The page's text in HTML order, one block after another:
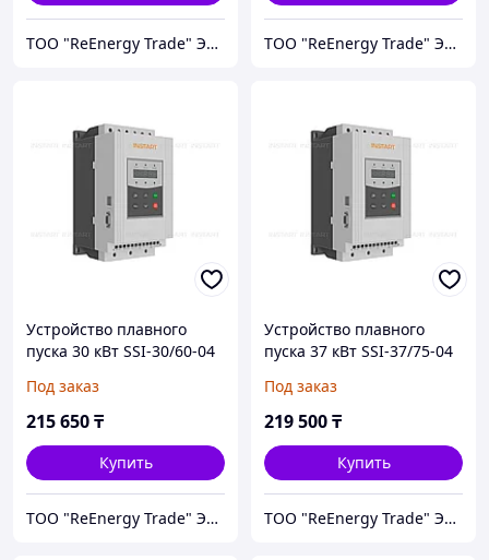
ТОО "ReEnergy Trade" Энергоэффективные технологии и оборудование ТОО "ReEnergy Trade" Энергоэффективные технологии и оборудование
Устройство плавного
пуска 30 кВт SSI-30/60-04
Под заказ
215 650₸
Купить
ТОО "ReEnergy Trade" Энергоэффективные технологии и оборудование
Устройство плавного
пуска 37 кВт SSI-37/75-04
Под заказ
219 500₸
Купить
ТОО "ReEnergy Trade" Энергоэффективные технологии и оборудование